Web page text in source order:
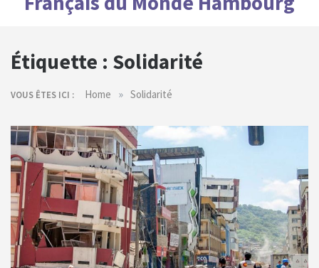
Étiquette : Solidarité
VOUS ÊTES ICI : Home » Solidarité